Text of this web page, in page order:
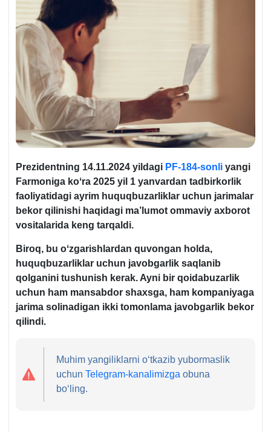
Prezidentning 14.11.2024 yildagi PF-184-sonli yangi
Farmoniga koʻra 2025 yil 1 yanvardan tadbirkorlik
faoliyatidagi ayrim huquqbuzarliklar uchun jarimalar
bekor qilinishi haqidagi ma’lumot ommaviy aхborot
vositalarida keng tarqaldi.
Biroq, bu oʻzgarishlardan quvongan holda,
huquqbuzarliklar uchun javobgarlik saqlanib
qolganini tushunish kerak. Ayni bir qoidabuzarlik
uchun ham mansabdor shaхsga, ham kompaniyaga
jarima solinadigan ikki tomonlama javobgarlik bekor
qilindi.
Muhim yangiliklarni oʻtkazib yubormaslik
uchunTelegram-kanalimizga obuna
boʻling.